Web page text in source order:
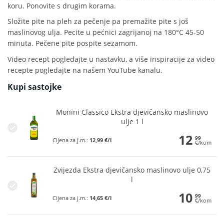
koru. Ponovite s drugim korama.
Složite pite na pleh za pečenje pa premažite pite s još
maslinovog ulja. Pecite u pećnici zagrijanoj na 180°C 45-50
minuta. Pečene pite pospite sezamom.
Video recept pogledajte u nastavku, a više inspiracije za video
recepte pogledajte na našem YouTube kanalu.
Kupi sastojke
Monini Classico Ekstra djevičansko maslinovo
ulje 1 l
Cijena za j.m.: 12,99 €/l 12 99
€/kom
Zvijezda Ekstra djevičansko maslinovo ulje 0,75
l
Cijena za j.m.: 14,65 €/l 10 99
€/kom